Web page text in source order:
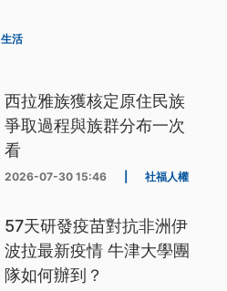
生活
西拉雅族獲核定原住民族
爭取過程與族群分布一次
看
2026-07-30 15:46 社福人權
57天研發疫苗對抗非洲伊
波拉最新疫情 牛津大學團
隊如何辦到？